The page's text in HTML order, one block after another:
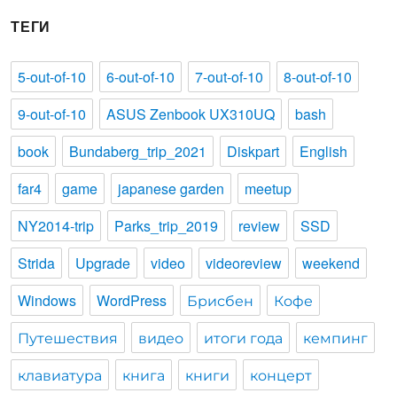
ТЕГИ
5-out-of-10 6-out-of-10 7-out-of-10
8-out-of-10
9-out-of-10
ASUS Zenbook UX310UQ
bash
book
Bundaberg_trip_2021 Diskpart
English
far4
game japanese garden
meetup
NY2014-trip
Parks_trip_2019 review
SSD
Strida
Upgrade video videoreview
weekend
Windows
WordPress Брисбен
Кофе
Путешествия
видео итоги года
кемпинг
клавиатура
книга книги
концерт